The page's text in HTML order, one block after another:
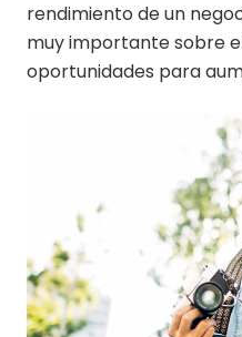
rendimiento de un
muy importante sobre
oportunidades para